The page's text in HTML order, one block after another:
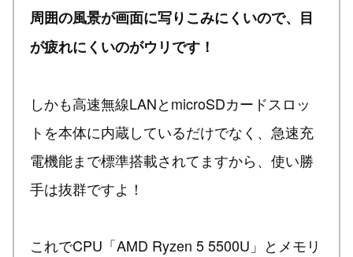
周囲の風景が画面に写りこみにくいので、目
が疲れにくいのがウリです！
しかも高速無線LANとmicroSDカードスロッ
トを本体に内蔵しているだけでなく、急速充
電機能まで標準搭載されてますから、使い勝
手は抜群ですよ！
これでCPU「AMD Ryzen 5 5500U」とメモリ